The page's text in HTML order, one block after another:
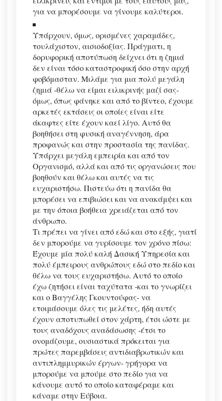
για να μπορέσουμε να γίνουμε καλύτεροι.
Υπάρχουν, όμως, ορισμένες χαραμάδες,
τουλάχιστον, αισιοδοξίας. Πράγματι, η
δορυφορική αποτύπωση δείχνει ότι η ζημιά
δεν είναι τόσο καταστροφική όσο στην αρχή
φοβόμασταν. Μιλάμε για μια πολύ μεγάλη
ζημιά -θέλω να είμαι ειλικρινής μαζί σας-
όμως, όπως φάνηκε και από το βίντεο, έχουμε
αρκετές εκτάσεις οι οποίες είναι είτε
άκαφτες είτε έχουν καεί λίγο. Αυτό θα
βοηθήσει στη φυσική αναγέννηση, άρα
προφανώς και στην προστασία της πανίδας.
Υπάρχει μεγάλη εμπειρία και από τον
Οργανισμό, αλλά και από τις οργανώσεις που
βοηθούν και θέλω και αυτές να τις
ευχαριστήσω. Πιστεύω ότι η πανίδα θα
μπορέσει να επιβιώσει και να ανακάμψει και
με την όποια βοήθεια χρειάζεται από τον
άνθρωπο.
Τι πρέπει να γίνει από εδώ και στο εξής, γιατί
δεν μπορούμε να γυρίσουμε τον χρόνο πίσω:
Έχουμε μία πολύ καλή Δασική Υπηρεσία και
πολύ έμπειρους ανθρώπους εδώ στο πεδίο και
θέλω να τους ευχαριστήσω. Αυτό το οποίο
έχω ζητήσει είναι ταχύτατα -και το γνωρίζει
και ο Βαγγέλης Γκουντούφας- να
ετοιμάσουμε όλες τις μελέτες, ήδη αυτές
έχουν αποτυπωθεί στον χάρτη, έτσι ώστε με
τους αναδόχους αναδάσωσης -έτσι το
ονομάζουμε, ουσιαστικά πρόκειται για
πρώτες παρεμβάσεις αντιδιαβρωτικών και
αντιπλημμυρικών έργων- γρήγορα να
μπορούμε να μπούμε στο πεδίο για να
κάνουμε αυτό το οποίο καταφέραμε και
κάναμε στην Εύβοια.